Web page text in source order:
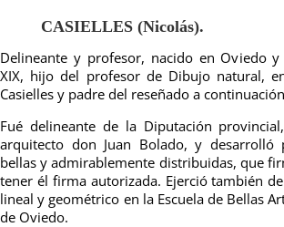
CASIELLES (Nicolás).
Delineante y profesor, nacido en Oviedo
XIX, hijo del profesor de Dibujo natural,
Casielles y padre del reseñado a
Fué delineante de la Diputación
arquitecto don Juan Bolado, y desarrolló
bellas y admirablemente distribuidas, que
tener él firma autorizada. Ejerció también
lineal y geométrico en la Escuela de Bellas
de Oviedo.